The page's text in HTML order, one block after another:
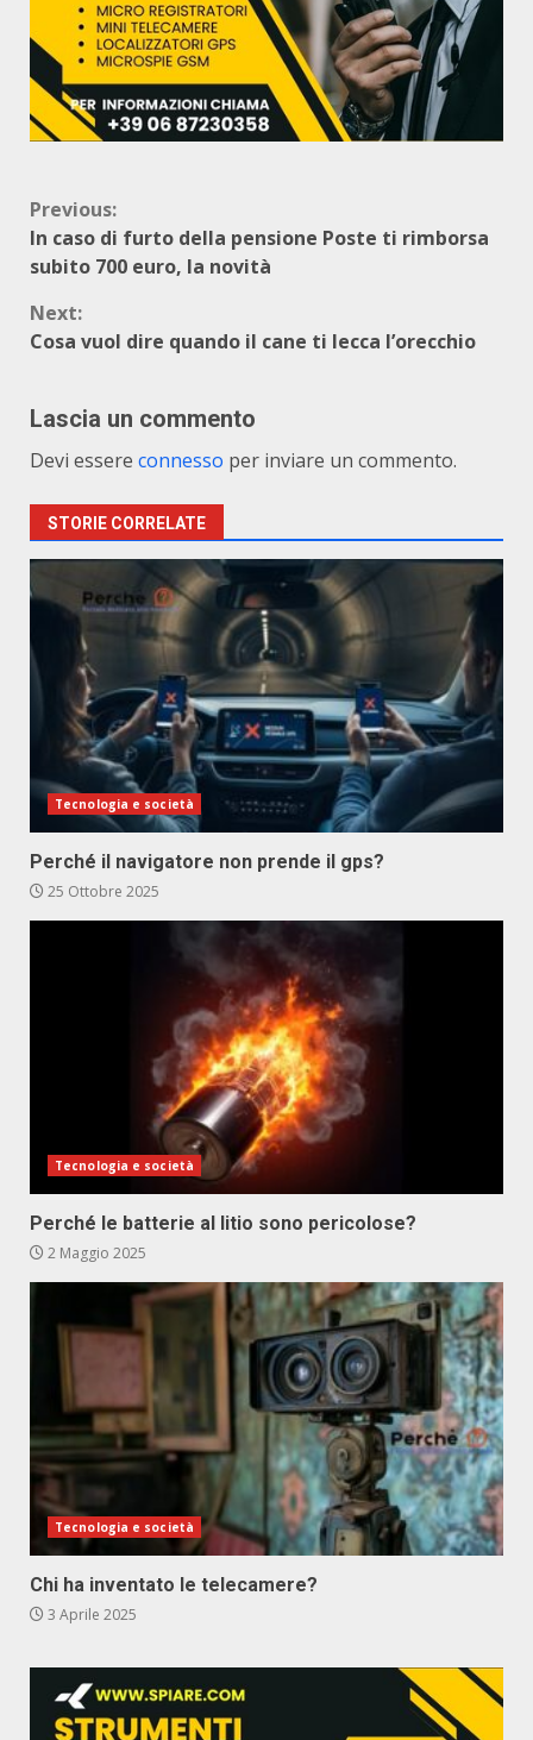
Continue
Reading
Previous:
In caso di furto della pensione Poste ti rimborsa
subito 700 euro, la novità
Next:
Cosa vuol dire quando il cane ti lecca l’orecchio
Lascia un commento
Devi essere connesso per inviare un commento.
STORIE CORRELATE
Tecnologia e società
Perché il navigatore non prende il gps?
25 Ottobre 2025
Tecnologia e società
Perché le batterie al litio sono pericolose?
2 Maggio 2025
Tecnologia e società
Chi ha inventato le telecamere?
3 Aprile 2025